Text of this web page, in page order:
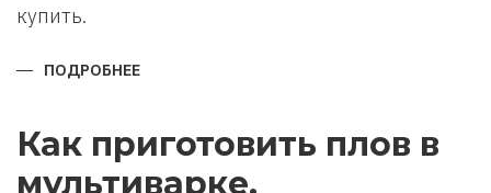
купить.
ПОДРОБНЕЕ
КУПИТЬ
В
МАГАЗИНЕ
Как приготовить плов в
мультиварке.